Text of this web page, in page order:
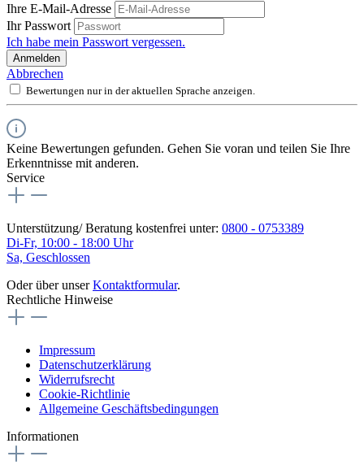
Ihre E-Mail-Adresse
Ihr Passwort
Ich habe mein Passwort vergessen.
Anmelden
Abbrechen
Bewertungen nur in der aktuellen Sprache anzeigen.
Keine Bewertungen gefunden. Gehen Sie voran und teilen Sie Ihre
Erkenntnisse mit anderen.
Service
Unterstützung/ Beratung kostenfrei unter: 0800 - 0753389
Di-Fr, 10:00 - 18:00 Uhr
Sa, Geschlossen
Oder über unserKontaktformular.
Rechtliche Hinweise
Impressum
Datenschutzerklärung
Widerrufsrecht
Cookie-Richtlinie
Allgemeine Geschäftsbedingungen
Informationen